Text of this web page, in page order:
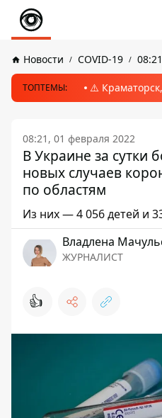
Новости COVID-19
ТОПТЕМЫ: ⚠️
08:21, 01 февраля 2022
В Украине за сутки
новых случаев
по областям
Из них — 4 056 детей и
Владлена
ЖУРНАЛИСТ
👍